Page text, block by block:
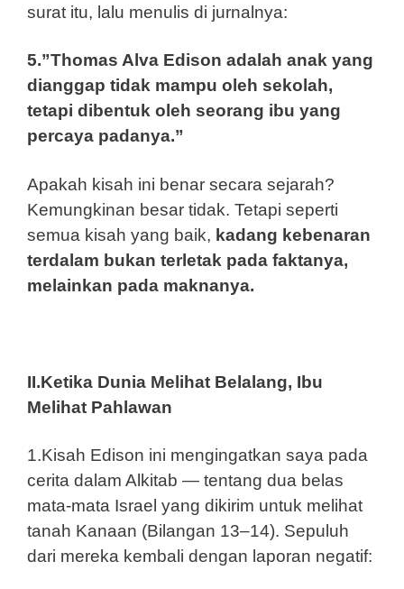
surat itu, lalu menulis di jurnalnya:
5.”Thomas Alva Edison adalah anak yang
dianggap tidak mampu oleh sekolah,
tetapi dibentuk oleh seorang ibu yang
percaya padanya.”
Apakah kisah ini benar secara sejarah?
Kemungkinan besar tidak. Tetapi seperti
semua kisah yang baik, kadang kebenaran
terdalam bukan terletak pada faktanya,
melainkan pada maknanya.
II.Ketika Dunia Melihat Belalang, Ibu
Melihat Pahlawan
1.Kisah Edison ini mengingatkan saya pada
cerita dalam Alkitab — tentang dua belas
mata-mata Israel yang dikirim untuk melihat
tanah Kanaan (Bilangan 13–14). Sepuluh
dari mereka kembali dengan laporan negatif: